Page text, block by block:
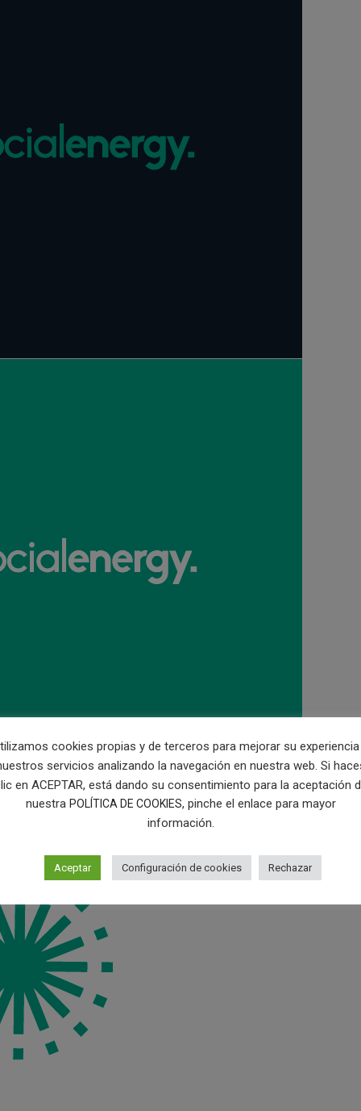
cookies propias y de terceros para mejorar su
servicios analizando la navegación en nuestra web. Si
en ACEPTAR, está dando su consentimiento para la aceptación
nuestra POLÍTICA DE COOKIES, pinche el enlace para mayor
información.
Aceptar Configuración de cookies Rechazar